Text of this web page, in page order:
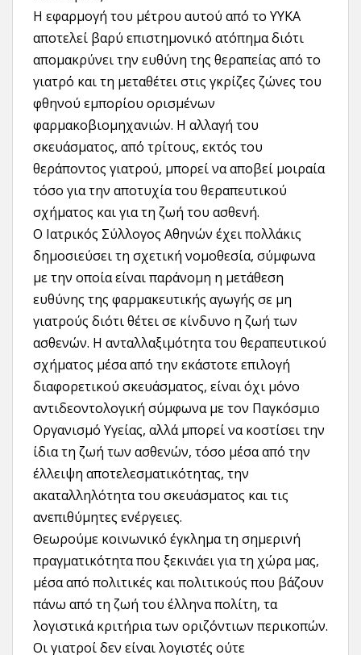
Η εφαρμογή του μέτρου αυτού από το ΥΥΚΑ
αποτελεί βαρύ επιστημονικό ατόπημα διότι
απομακρύνει την ευθύνη της θεραπείας από το
γιατρό και τη μεταθέτει στις γκρίζες ζώνες του
φθηνού εμπορίου ορισμένων
φαρμακοβιομηχανιών. Η αλλαγή του
σκευάσματος, από τρίτους, εκτός του
θεράποντος γιατρού, μπορεί να αποβεί μοιραία
τόσο για την αποτυχία του θεραπευτικού
σχήματος και για τη ζωή του ασθενή.
Ο Ιατρικός Σύλλογος Αθηνών έχει πολλάκις
δημοσιεύσει τη σχετική νομοθεσία, σύμφωνα
με την οποία είναι παράνομη η μετάθεση
ευθύνης της φαρμακευτικής αγωγής σε μη
γιατρούς διότι θέτει σε κίνδυνο η ζωή των
ασθενών. Η ανταλλαξιμότητα του θεραπευτικού
σχήματος μέσα από την εκάστοτε επιλογή
διαφορετικού σκευάσματος, είναι όχι μόνο
αντιδεοντολογική σύμφωνα με τον Παγκόσμιο
Οργανισμό Υγείας, αλλά μπορεί να κοστίσει την
ίδια τη ζωή των ασθενών, τόσο μέσα από την
έλλειψη αποτελεσματικότητας, την
ακαταλληλότητα του σκευάσματος και τις
ανεπιθύμητες ενέργειες.
Θεωρούμε κοινωνικό έγκλημα τη σημερινή
πραγματικότητα που ξεκινάει για τη χώρα μας,
μέσα από πολιτικές και πολιτικούς που βάζουν
πάνω από τη ζωή του έλληνα πολίτη, τα
λογιστικά κριτήρια των οριζόντιων περικοπών.
Οι γιατροί δεν είναι λογιστές ούτε